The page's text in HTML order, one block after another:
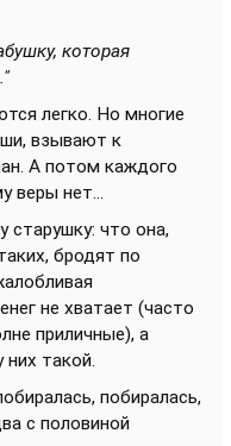
которая
легко. Но многие
взывают к
А потом каждого
веры нет...
старушку: что она,
бродят по
не хватает (часто
приличные), а
них такой.
побиралась,
с половиной